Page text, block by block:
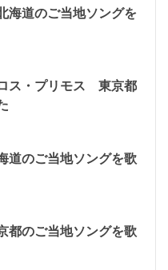
海道のご当地ソングを
ス・プリモス 東京都
道のご当地ソングを歌
都のご当地ソングを歌